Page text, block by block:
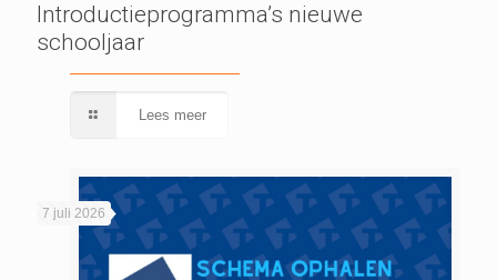
Introductieprogramma’s nieuwe
schooljaar
Lees meer
7 juli 2026